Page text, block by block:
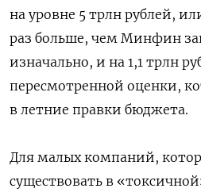
на уровне 5 трлн рублей,
раз больше, чем Минфин
изначально, и на 1,1 трлн
пересмотренной оценки,
в летние правки бюджета.
Для малых компаний,
существовать в